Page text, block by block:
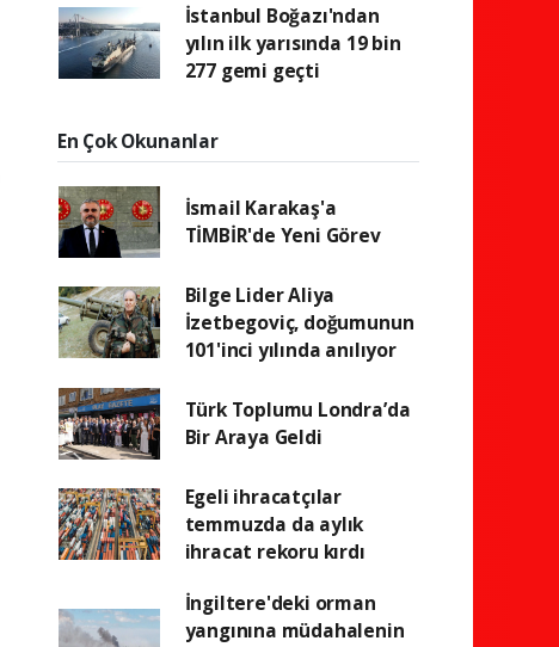
İstanbul Boğazı'ndan
yılın ilk yarısında 19 bin
277 gemi geçti
En Çok Okunanlar
İsmail Karakaş'a
TİMBİR'de Yeni Görev
Bilge Lider Aliya
İzetbegoviç, doğumunun
101'inci yılında anılıyor
Türk Toplumu Londra’da
Bir Araya Geldi
Egeli ihracatçılar
temmuzda da aylık
ihracat rekoru kırdı
İngiltere'deki orman
yangınına müdahalenin